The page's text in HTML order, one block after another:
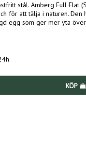
stål. Amberg Full Flat
för att tälja i naturen.
egg som ger mer yta över
KÖP